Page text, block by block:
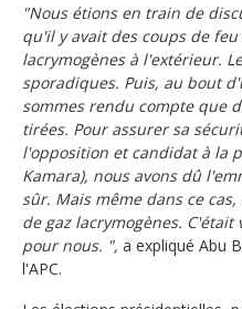
"Nous étions en train de
qu'il y avait des coups de
lacrymogènes à l'extérieur.
sporadiques. Puis, au bout
sommes rendu compte que
tirées. Pour assurer sa
l'opposition et candidat à la
Kamara), nous avons dû
sûr. Mais même dans ce
de gaz lacrymogènes.
pour nous. ", a expliqué Abu
l'APC.